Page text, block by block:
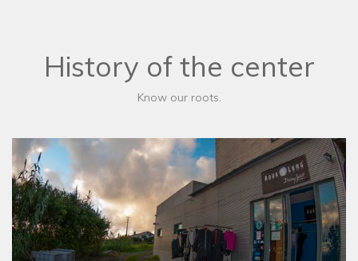
History of the center
Know our roots.